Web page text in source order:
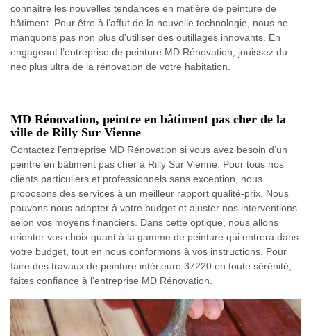
connaitre les nouvelles tendances en matière de peinture de
bâtiment. Pour être à l’affut de la nouvelle technologie, nous ne
manquons pas non plus d’utiliser des outillages innovants. En
engageant l’entreprise de peinture MD Rénovation, jouissez du
nec plus ultra de la rénovation de votre habitation.
MD Rénovation, peintre en bâtiment pas cher de la
ville de Rilly Sur Vienne
Contactez l’entreprise MD Rénovation si vous avez besoin d’un
peintre en bâtiment pas cher à Rilly Sur Vienne. Pour tous nos
clients particuliers et professionnels sans exception, nous
proposons des services à un meilleur rapport qualité-prix. Nous
pouvons nous adapter à votre budget et ajuster nos interventions
selon vos moyens financiers. Dans cette optique, nous allons
orienter vos choix quant à la gamme de peinture qui entrera dans
votre budget, tout en nous conformons à vos instructions. Pour
faire des travaux de peinture intérieure 37220 en toute sérénité,
faites confiance à l’entreprise MD Rénovation.